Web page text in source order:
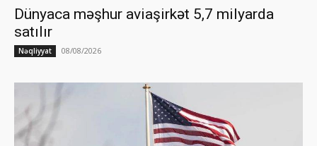
Dünyaca məşhur aviaşirkət 5,7 milyarda
satılır
Nəqliyyat 08/08/2026